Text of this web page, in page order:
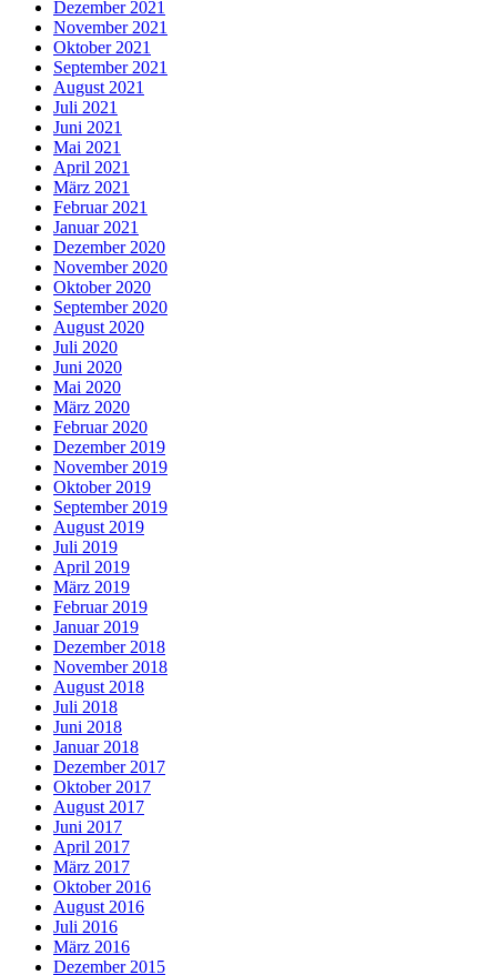
Dezember 2021
November 2021
Oktober 2021
September 2021
August 2021
Juli 2021
Juni 2021
Mai 2021
April 2021
März 2021
Februar 2021
Januar 2021
Dezember 2020
November 2020
Oktober 2020
September 2020
August 2020
Juli 2020
Juni 2020
Mai 2020
März 2020
Februar 2020
Dezember 2019
November 2019
Oktober 2019
September 2019
August 2019
Juli 2019
April 2019
März 2019
Februar 2019
Januar 2019
Dezember 2018
November 2018
August 2018
Juli 2018
Juni 2018
Januar 2018
Dezember 2017
Oktober 2017
August 2017
Juni 2017
April 2017
März 2017
Oktober 2016
August 2016
Juli 2016
März 2016
Dezember 2015